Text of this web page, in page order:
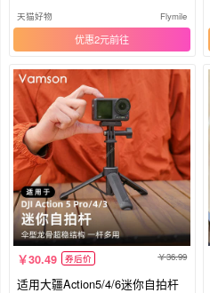
主机保护盒便携单机小包收纳盒
防摔抗压配件
天猫好物 Flymile
优惠2元
30.49 券后价 36.99
适用大疆Action5/4/6迷你自拍杆